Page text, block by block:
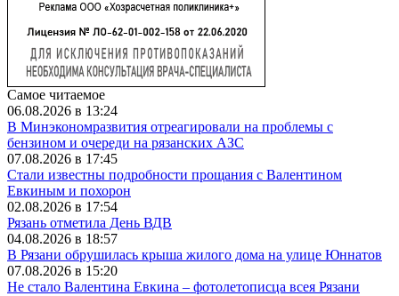
Самое читаемое
06.08.2026 в 13:24
В Минэкономразвития отреагировали на проблемы с
бензином и очереди на рязанских АЗС
07.08.2026 в 17:45
Стали известны подробности прощания с Валентином
Евкиным и похорон
02.08.2026 в 17:54
Рязань отметила День ВДВ
04.08.2026 в 18:57
В Рязани обрушилась крыша жилого дома на улице Юннатов
07.08.2026 в 15:20
Не стало Валентина Евкина – фотолетописца всея Рязани